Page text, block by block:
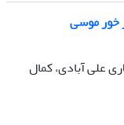
خور موسی
علی آبادی، کمال